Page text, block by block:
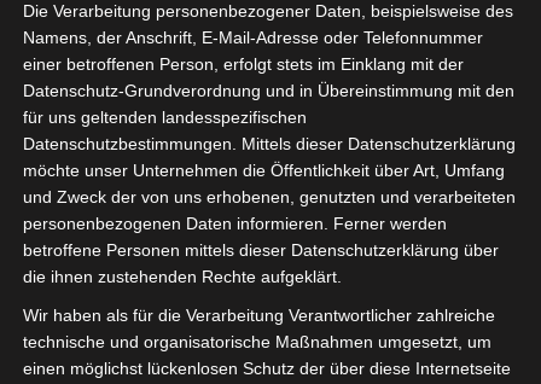
Sie befinden sich hier:Startseite
Saisonbeginn
Die Verarbeitung personenbezogener Daten, beispielsweise des
Namens, der Anschrift, E-Mail-Adresse oder Telefonnummer
einer betroffenen Person, erfolgt stets im Einklang mit der
Datenschutz-Grundverordnung und in Übereinstimmung mit den
für uns geltenden landesspezifischen
Datenschutzbestimmungen. Mittels dieser Datenschutzerklärung
möchte unser Unternehmen die Öffentlichkeit über Art, Umfang
und Zweck der von uns erhobenen, genutzten und verarbeiteten
personenbezogenen Daten informieren. Ferner werden
betroffene Personen mittels dieser Datenschutzerklärung über
die ihnen zustehenden Rechte aufgeklärt.
Wir haben als für die Verarbeitung Verantwortlicher zahlreiche
technische und organisatorische Maßnahmen umgesetzt, um
einen möglichst lückenlosen Schutz der über diese Internetseite